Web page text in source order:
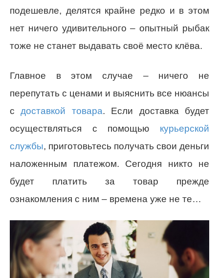
подешевле, делятся крайне редко и в этом
нет ничего удивительного – опытный рыбак
тоже не станет выдавать своё место клёва.
Главное в этом случае – ничего не
перепутать с ценами и выяснить все нюансы
сдоставкой товара. Если доставка будет
осуществляться с помощью курьерской
службы, приготовьтесь получать свои деньги
наложенным платежом. Сегодня никто не
будет платить за товар прежде
ознакомления с ним – времена уже не те…